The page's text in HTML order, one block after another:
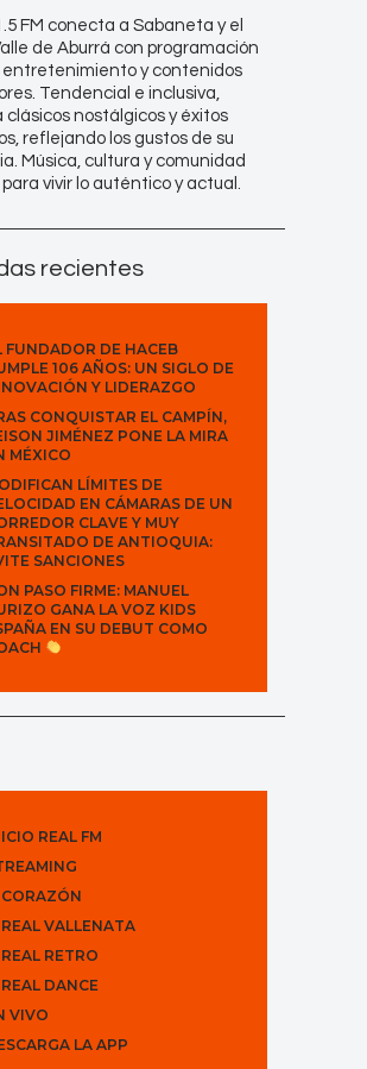
FM conecta a Sabaneta y el
de Aburrá con programación
entretenimiento y contenidos
Tendencial e inclusiva,
clásicos nostálgicos y éxitos
reflejando los gustos de su
Música, cultura y comunidad
vivir lo auténtico y actual.
recientes
FUNDADOR DE HACEB
106 AÑOS: UN SIGLO DE
Y LIDERAZGO
CONQUISTAR EL CAMPÍN,
JIMÉNEZ PONE LA MIRA
MÉXICO
LÍMITES DE
EN CÁMARAS DE UN
CLAVE Y MUY
DE ANTIOQUIA:
SANCIONES
PASO FIRME: MANUEL
GANA LA VOZ KIDS
EN SU DEBUT COMO
REAL FM
CORAZÓN
REAL VALLENATA
REAL RETRO
REAL DANCE
VIVO
LA APP